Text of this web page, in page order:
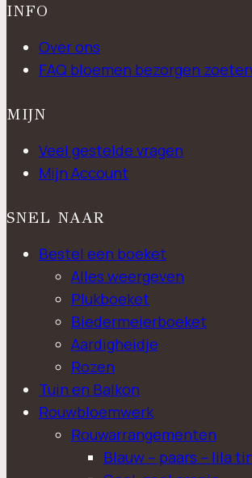
INFO
Over ons
FAQ bloemen bezorgen
MIJN
Veel gestelde vragen
Mijn Account
SNEL NAAR
Bestel een boeket
Alles weergeven
Plukboeket
Biedermeierboeket
Aardigheidje
Rozen
Tuin en Balkon
Rouwbloemwerk
Rouwarrangementen
Blauw – paars – lila